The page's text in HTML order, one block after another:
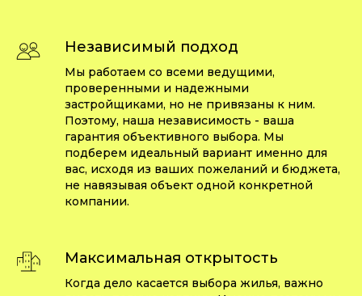
Независимый подход
Мы работаем со всеми ведущими,
проверенными и надежными
застройщиками, но не привязаны к ним.
Поэтому, наша независимость - ваша
гарантия объективного выбора. Мы
подберем идеальный вариант именно для
вас, исходя из ваших пожеланий и бюджета,
не навязывая объект одной конкретной
компании.
Максимальная открытость
Когда дело касается выбора жилья, важно